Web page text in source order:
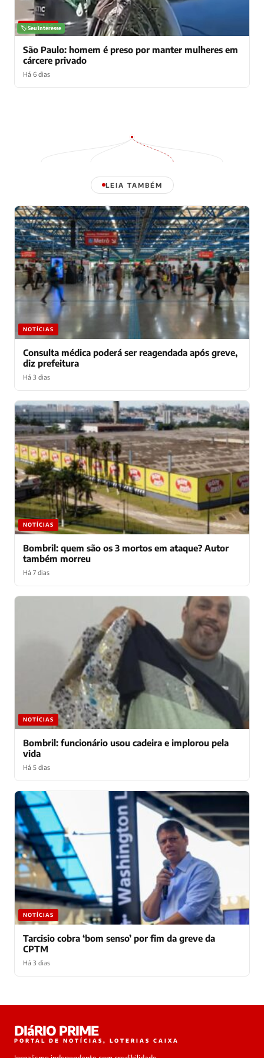
NOTÍCIAS
🏷️ Seu interesse
São Paulo: homem é preso por manter mulheres em
cárcere privado
Há 6 dias
LEIA TAMBÉM
NOTÍCIAS
Consulta médica poderá ser reagendada após greve,
diz prefeitura
Há 3 dias
NOTÍCIAS
Bombril: quem são os 3 mortos em ataque? Autor
também morreu
Há 7 dias
NOTÍCIAS
Bombril: funcionário usou cadeira e implorou pela
vida
Há 5 dias
NOTÍCIAS
Tarcisio cobra ‘bom senso’ por fim da greve da
CPTM
Há 3 dias
online
DIáRIO PRIME
PORTAL DE NOTÍCIAS, LOTERIAS CAIXA